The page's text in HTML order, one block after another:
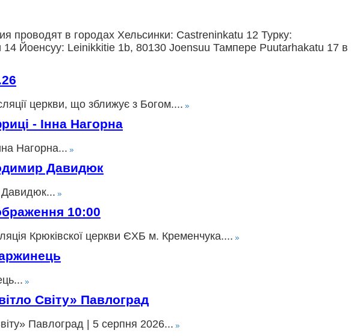
проводят в городах Хельсинки: Castreninkatu 12 Турку:
Йоенсуу: Leinikkitie 1b, 80130 Joensuu Тампере Puutarhakatu 17 в
церкви, що зближує з Богом....
- Інна Нагорна
Нагорна...
Давидюк
Давидюк...
10:00
Крюківскої церкви ЄХБ м. Кременчука....
Світу» Павлоград
Павлоград | 5 серпня 2026...